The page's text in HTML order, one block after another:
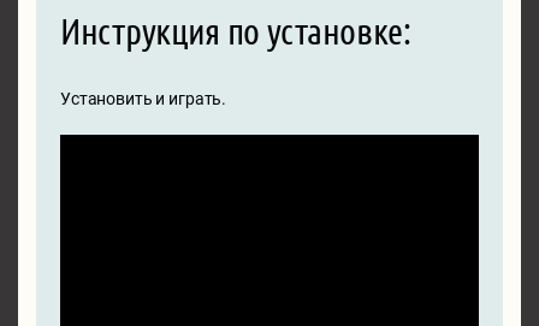
Инструкция по установке:
Установить и играть.